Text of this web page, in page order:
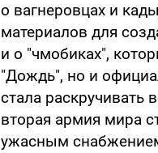
о вагнеровцах и
материалов для
и о "чмобиках",
"Дождь", но и
стала раскручивать
вторая армия мира
ужасным